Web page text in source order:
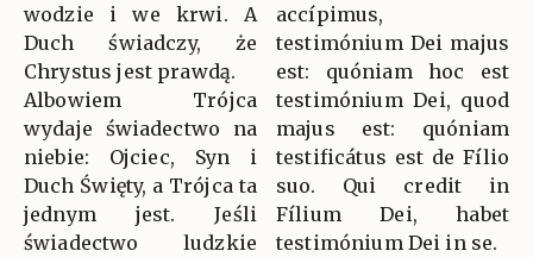
wodzie i we krwi. A
Duch świadczy, że
Chrystus jest prawdą.
Albowiem Trójca
wydaje świadectwo na
niebie: Ojciec, Syn i
Duch Święty, a Trójca ta
jednym jest. Jeśli
świadectwo ludzkie
accípimus,
testimónium Dei majus
est: quóniam hoc est
testimónium Dei, quod
majus est: quóniam
testificátus est de Fílio
suo. Qui credit in
Fílium Dei, habet
testimónium Dei in se.